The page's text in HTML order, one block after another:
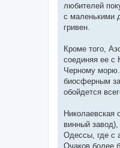
любителей
с маленькими
гривен.
Кроме того,
соединяя ее с
Черному морю.
биосферным
обойдется
Николаевская
винный
Одессы, где с
Очаков более